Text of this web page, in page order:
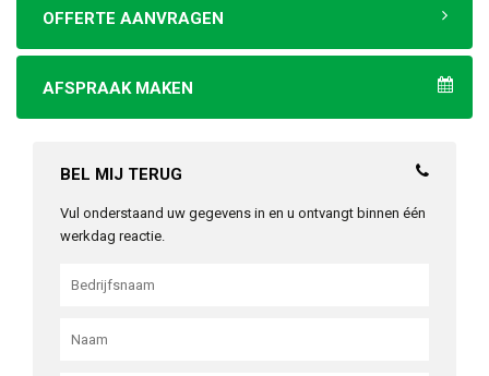
OFFERTE AANVRAGEN
AFSPRAAK MAKEN
BEL MIJ TERUG
Vul onderstaand uw gegevens in en u ontvangt binnen één
werkdag reactie.